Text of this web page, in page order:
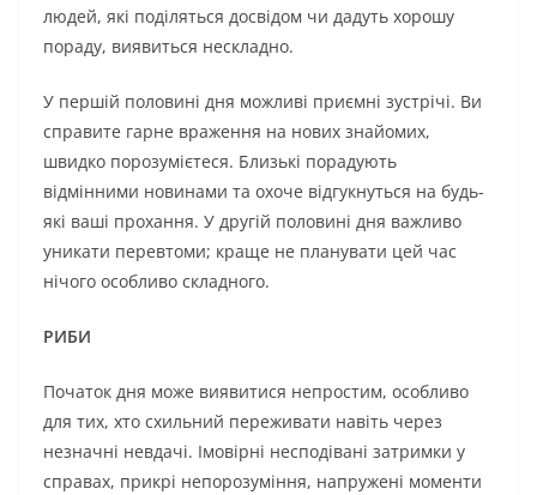
людей, які поділяться досвідом чи дадуть хорошу
пораду, виявиться нескладно.
У першій половині дня можливі приємні зустрічі. Ви
справите гарне враження на нових знайомих,
швидко порозумієтеся. Близькі порадують
відмінними новинами та охоче відгукнуться на будь-
які ваші прохання. У другій половині дня важливо
уникати перевтоми; краще не планувати цей час
нічого особливо складного.
РИБИ
Початок дня може виявитися непростим, особливо
для тих, хто схильний переживати навіть через
незначні невдачі. Імовірні несподівані затримки у
справах, прикрі непорозуміння, напружені моменти